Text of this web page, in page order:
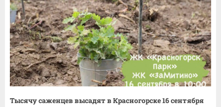
Тысячу саженцев высадят в Красногорске 16 сентября